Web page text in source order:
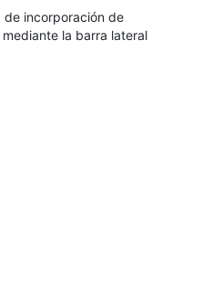
de incorporación de
la barra lateral